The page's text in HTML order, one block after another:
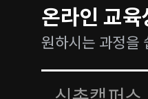
온라인 교육
원하시는 과정을